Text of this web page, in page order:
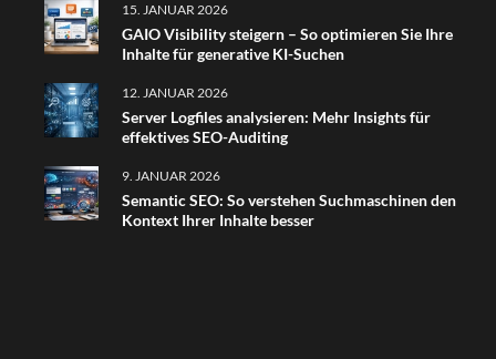
15. JANUAR 2026
GAIO Visibility steigern – So optimieren Sie Ihre
Inhalte für generative KI-Suchen
12. JANUAR 2026
Server Logfiles analysieren: Mehr Insights für
effektives SEO-Auditing
9. JANUAR 2026
Semantic SEO: So verstehen Suchmaschinen den
Kontext Ihrer Inhalte besser